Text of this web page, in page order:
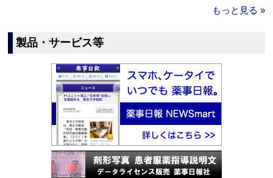
もっと見る »
製品・サービス等